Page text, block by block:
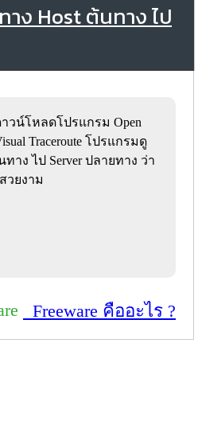
าง Host ต้นทาง ไป
วน์โหลดโปรแกรม Open
Traceroute โปรแกรมดู
าง ไป Server ปลายทาง ว่า
วยงาม
Freeware คืออะไร ?